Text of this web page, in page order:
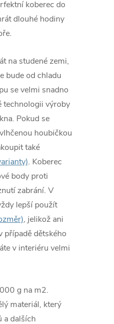
koberec do
dlouhé hodiny
na studené zemi,
bude od chladu
se velmi snadno
technologii výroby
Pokud se
houbičkou
také
. Koberec
body proti
zabrání. V
lepší použít
, jelikož ani
případě dětského
v interiéru velmi
g na m2.
materiál, který
a dalších